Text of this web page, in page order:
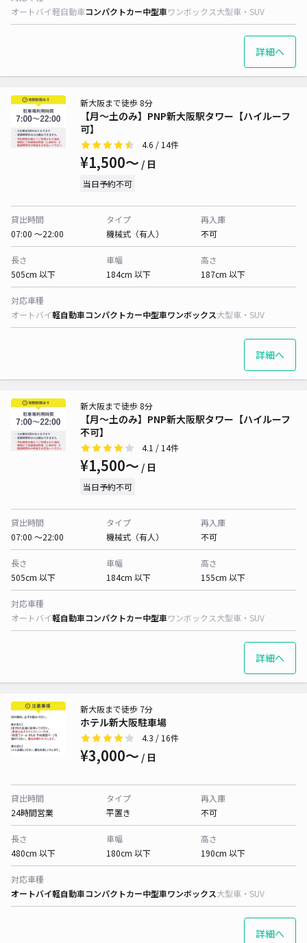
オートバイ軽自動車コンパクトカー中型車ワンボックス大型車・SUV
詳細へ
【月～土のみ】PNP新大阪駅タワー【ハイルーフ
可】
新大阪まで徒歩 8分
4.6 / 14件
¥1,500〜 / 日
当日予約不可
貸出時間
07:00 〜22:00
タイプ
機械式（有人）
再入庫
不可
長さ
505cm 以下
車幅
184cm 以下
高さ
187cm 以下
対応車種
オートバイ軽自動車コンパクトカー中型車ワンボックス大型車・SUV
詳細へ
【月～土のみ】PNP新大阪駅タワー【ハイルーフ
不可】
新大阪まで徒歩 8分
4.1 / 14件
¥1,500〜 / 日
当日予約不可
貸出時間
07:00 〜22:00
タイプ
機械式（有人）
再入庫
不可
長さ
505cm 以下
車幅
184cm 以下
高さ
155cm 以下
対応車種
オートバイ軽自動車コンパクトカー中型車ワンボックス大型車・SUV
詳細へ
ホテル新大阪駐車場
新大阪まで徒歩 7分
4.3 / 16件
¥3,000〜 / 日
貸出時間
24時間営業
タイプ
平置き
再入庫
不可
長さ
480cm 以下
車幅
180cm 以下
高さ
190cm 以下
対応車種
オートバイ軽自動車コンパクトカー中型車ワンボックス大型車・SUV
詳細へ